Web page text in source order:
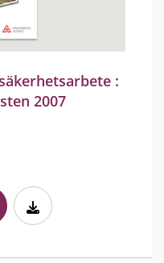
:
2007